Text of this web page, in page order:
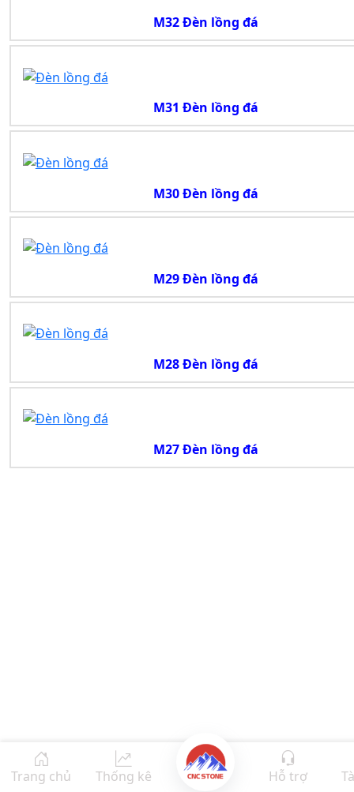
M32 Đèn lồng đá
M31 Đèn lồng đá
M30 Đèn lồng đá
M29 Đèn lồng đá
M28 Đèn lồng đá
M27 Đèn lồng đá
Trang chủ Thống kê Hỗ trợ